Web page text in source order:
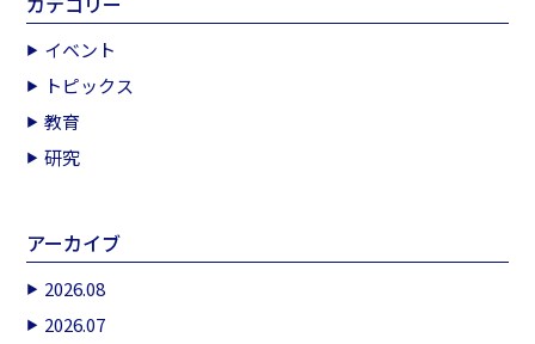
イベント
トピックス
教育
研究
アーカイブ
2026.08
2026.07